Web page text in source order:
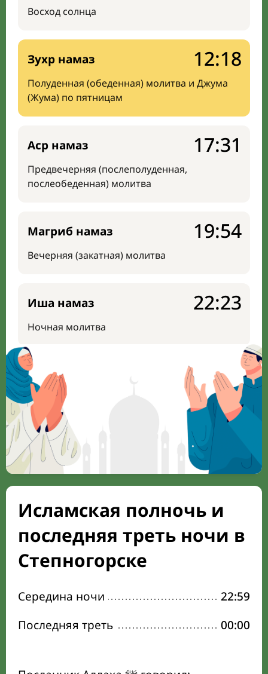
Восход солнца
Зухр намаз
Полуденная (обеденная) молитва и Джума
(Жума) по пятницам
12:18
Аср намаз
Предвечерняя (послеполуденная,
послеобеденная) молитва
17:31
Магриб намаз
Вечерняя (закатная) молитва
19:54
Иша намаз
Ночная молитва
22:23
Исламская полночь и
последняя треть ночи в
Степногорске
Середина ночи
22:59
Последняя треть
00:00